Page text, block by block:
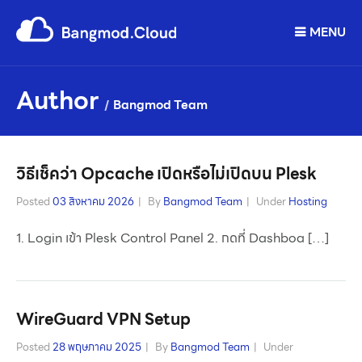
MENU
Author Bangmod Team
วิธีเช็คว่า Opcache เปิดหรือไม่เปิดบน Plesk
Posted03 สิงหาคม 2026 ByBangmod Team UnderHosting
1. Login เข้า Plesk Control Panel 2. กดที่ Dashboa […]
WireGuard VPN Setup
Posted28 พฤษภาคม 2025 ByBangmod Team
Under